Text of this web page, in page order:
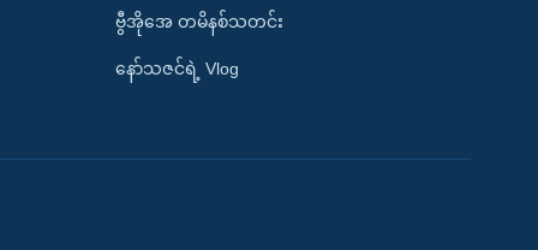
ဗွီအိုအေ တမိနစ်သတင်း
နော်သဇင်ရဲ့ Vlog